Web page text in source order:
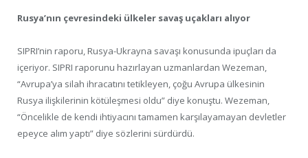
Rusya’nın çevresindeki ülkeler savaş uçakları alıyor
SIPRI’nin raporu, Rusya-Ukrayna savaşı konusunda ipuçları da
içeriyor. SIPRI raporunu hazırlayan uzmanlardan Wezeman,
“Avrupa’ya silah ihracatını tetikleyen, çoğu Avrupa ülkesinin
Rusya ilişkilerinin kötüleşmesi oldu” diye konuştu. Wezeman,
“Öncelikle de kendi ihtiyacını tamamen karşılayamayan devletler
epeyce alım yaptı” diye sözlerini sürdürdü.